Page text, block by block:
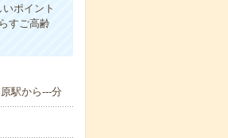
ポイント
すご高齢
駅から---分